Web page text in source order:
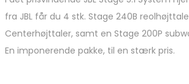
fra JBL får du 4 stk. Stage 240B
Centerhøjttaler, samt en Stage 200P
En imponerende pakke, til en stærk pris.